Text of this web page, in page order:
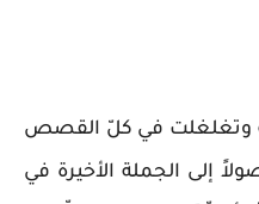
وتغلغلت في كلّ القصص
إلى الجملة الأخيرة في